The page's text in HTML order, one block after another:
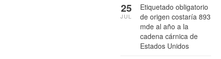
Etiquetado obligatorio
de origen costaría 893
mde al año a la
cadena cárnica de
Estados Unidos
25
JUL